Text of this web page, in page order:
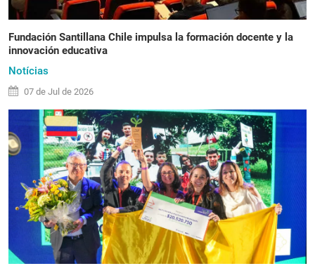
Fundación Santillana Chile impulsa la formación docente y la
innovación educativa
Notícias
07 de Jul de 2026